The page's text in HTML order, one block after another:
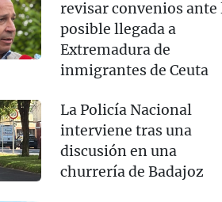
revisar convenios ante
posible llegada a
Extremadura de
inmigrantes de Ceuta
La Policía Nacional
interviene tras una
discusión en una
churrería de Badajoz